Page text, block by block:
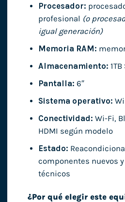
Procesador:
profesional (o
igual generación)
Memoria RAM:
Almacenamiento: 1TB
Pantalla: 6″
Sistema operativo:
Conectividad: Wi-Fi,
HDMI según modelo
Estado:
componentes nuevos
técnicos
¿Por qué elegir este